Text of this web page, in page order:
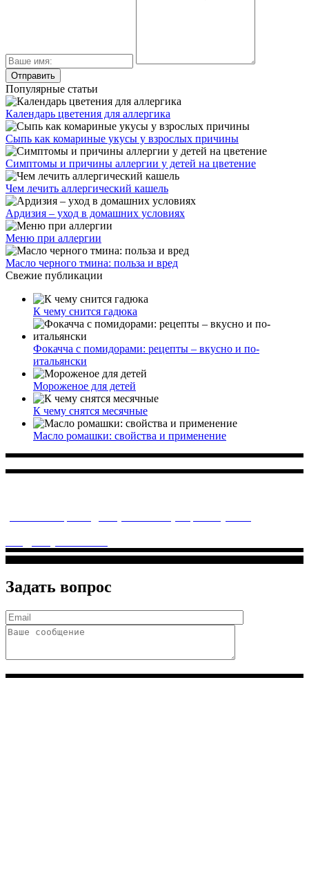
Популярные статьи
Календарь цветения для аллергика
Сыпь как комариные укусы у взрослых причины
Симптомы и причины аллергии у детей на цветение
Чем лечить аллергический кашель
Ардизия – уход в домашних условиях
Меню при аллергии
Масло черного тмина: польза и вред
Свежие публикации
К чему снится гадюка
Фокачча с помидорами: рецепты – вкусно и по-
итальянски
Мороженое для детей
К чему снятся месячные
Масло ромашки: свойства и применение
Задать вопрос